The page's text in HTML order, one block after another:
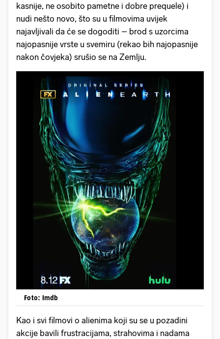
kasnije, ne osobito pametne i dobre prequele) i
nudi nešto novo, što su u filmovima uvijek
najavljivali da će se dogoditi – brod s uzorcima
najopasnije vrste u svemiru (rekao bih najopasnije
nakon čovjeka) srušio se na Zemlju.
Foto: Imdb
Kao i svi filmovi o alienima koji su se u pozadini
akcije bavili frustracijama, strahovima i nadama